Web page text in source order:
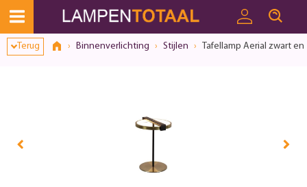
Terug Binnenverlichting Stijlen Tafellamp Aerial zwart en